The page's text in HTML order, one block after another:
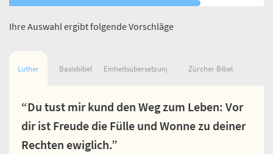
Ihre Auswahl ergibt folgende Vorschläge
Luther Basisbibel Einheitsübersetzung Zürcher Bibel
“Du tust mir kund den Weg zum Leben: Vor
dir ist Freude die Fülle und Wonne zu deiner
Rechten ewiglich.”